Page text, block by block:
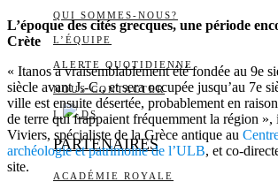
QUI SOMMES-NOUS?
L’ÉQUIPE
ALERTE QUOTIDIENNE
NOUS CONTACTER
I DS
PARTENAIRES
ACADÉMIE ROYALE
L’époque des cités grecques, une période
Crète
« Itanos a vraisemblablement été fondée au 9e
siècle avant J.-C., et sera occupée jusqu’au 7e
ville est ensuite désertée, probablement en
de terre qui frappaient fréquemment la région
Viviers, spécialiste de la Grèce antique au
archéologie et patrimoine de l’ULB, et co-
site.